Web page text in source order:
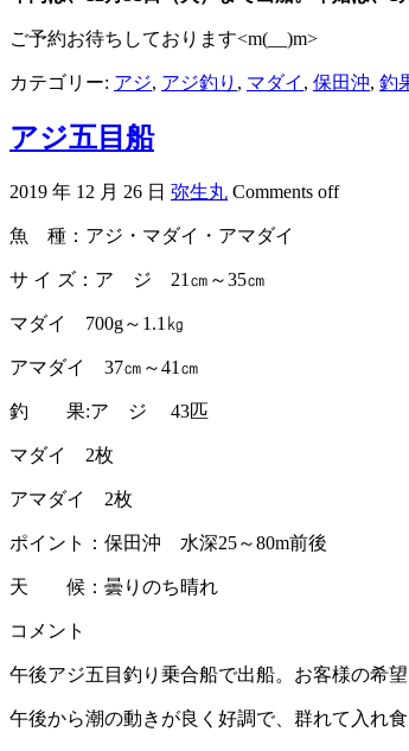
ご予約お待ちしております<m(__)m>
カテゴリー: アジ, アジ釣り , マダイ , 保田沖, 釣
アジ五目船
2019 年 12 月 26 日 弥生丸 Comments off
魚 種：アジ・マダイ・アマダイ
サ イ ズ：ア ジ 21㎝～35㎝
マダイ 700g～1.1㎏
アマダイ 37㎝～41㎝
釣 果:ア ジ 43匹
マダイ 2枚
アマダイ 2枚
ポイント：保田沖 水深25～80m前後
天 候：曇りのち晴れ
コメント
午後アジ五目釣り乗合船で出船。お客様の希
午後から潮の動きが良く好調で、群れて入れ食